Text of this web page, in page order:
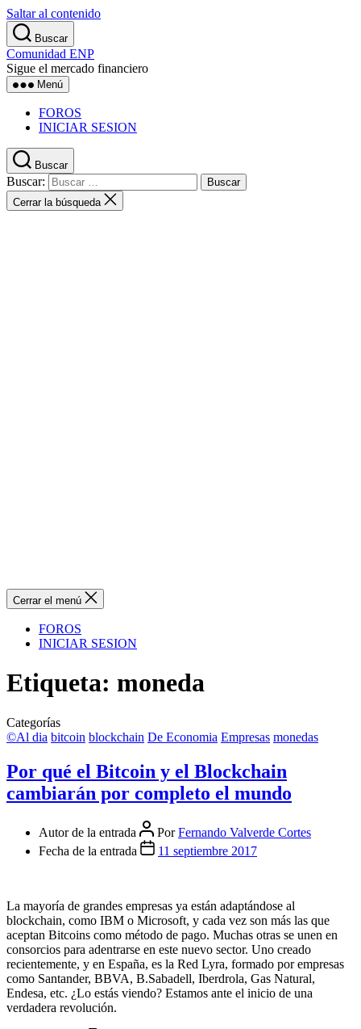
Saltar al contenido
Buscar
Comunidad ENP
Sigue el mercado financiero
Menú
FOROS
INICIAR SESION
Buscar
Buscar:
Cerrar la búsqueda
Cerrar el menú
FOROS
INICIAR SESION
Etiqueta: moneda
Categorías
©Al dia bitcoin blockchain De Economia Empresas monedas
Por qué el Bitcoin y el Blockchain
cambiarán por completo el mundo
Autor de la entrada PorFernando Valverde Cortes
Fecha de la entrada
11 septiembre 2017
La mayoría de grandes empresas ya están adaptándose al
blockchain, como IBM o Microsoft, y cada vez son más las que
aceptan Bitcoins como método de pago. Muchas otras se unen en
consorcios para adentrarse en este nuevo sector. Uno creado
recientemente, y en España, es la Red Lyra, formado por empresas
como Santander, BBVA, B.Sabadell, Iberdrola, Gas Natural,
Endesa, etc. ¿Lo estás viendo? Estamos ante el inicio de una
verdadera revolución.